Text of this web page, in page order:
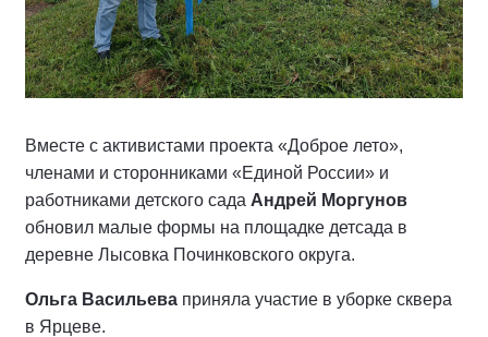
Вместе с активистами проекта «Доброе лето»,
членами и сторонниками «Единой России» и
работниками детского сада Андрей Моргунов
обновил малые формы на площадке детсада в
деревне Лысовка Починковского округа.
Ольга Васильева приняла участие в уборке сквера
в Ярцеве.